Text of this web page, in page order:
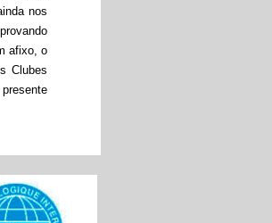
nos
afixo, o
Clubes